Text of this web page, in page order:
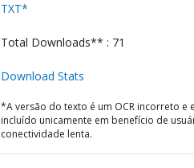
TXT*
Total Downloads** : 71
Download Stats
*A versão do texto é um OCR incorreto e
incluído unicamente em benefício de
conectividade lenta.